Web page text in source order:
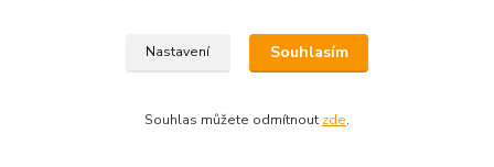
Nastavení Souhlasím
Souhlas můžete odmítnout zde.